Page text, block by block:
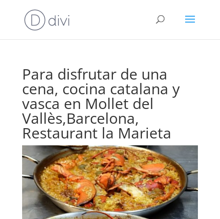
Para disfrutar de una
cena, cocina catalana y
vasca en Mollet del
Vallès,Barcelona,
Restaurant la Marieta